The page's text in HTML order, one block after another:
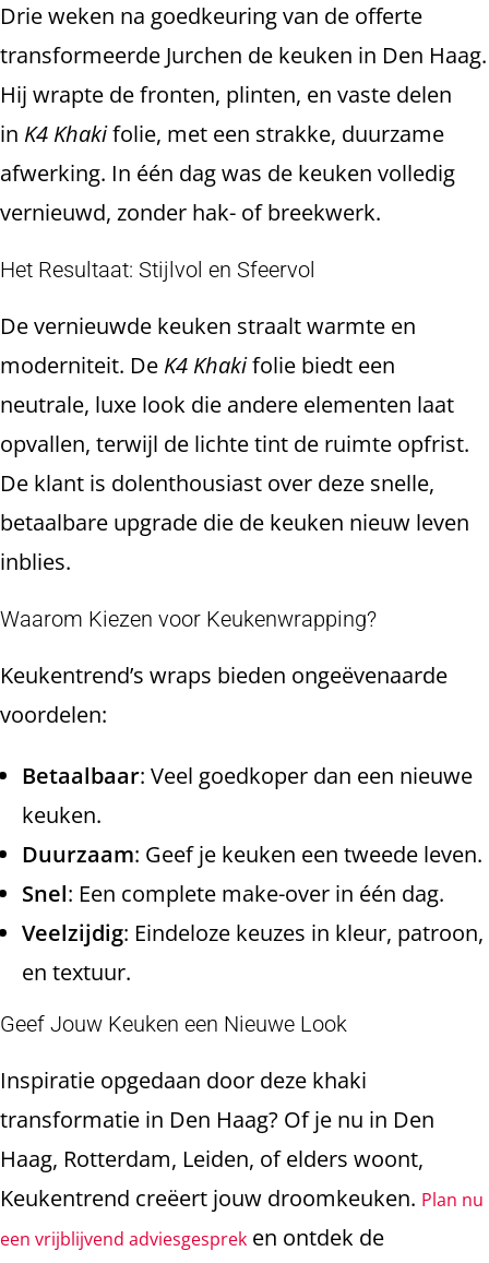
Drie weken na goedkeuring van de offerte
transformeerde Jurchen de keuken in Den Haag.
Hij wrapte de fronten, plinten, en vaste delen
in K4 Khakifolie, met een strakke, duurzame
afwerking. In één dag was de keuken volledig
vernieuwd, zonder hak- of breekwerk.
Het Resultaat: Stijlvol en Sfeervol
De vernieuwde keuken straalt warmte en
moderniteit. De K4 Khakifolie biedt een
neutrale, luxe look die andere elementen laat
opvallen, terwijl de lichte tint de ruimte opfrist.
De klant is dolenthousiast over deze snelle,
betaalbare upgrade die de keuken nieuw leven
inblies.
Waarom Kiezen voor Keukenwrapping?
Keukentrend’s wraps bieden ongeëvenaarde
voordelen:
Betaalbaar: Veel goedkoper dan een nieuwe
keuken.
Duurzaam: Geef je keuken een tweede leven.
Snel: Een complete make-over in één dag.
Veelzijdig: Eindeloze keuzes in kleur, patroon,
en textuur.
Geef Jouw Keuken een Nieuwe Look
Inspiratie opgedaan door deze khaki
transformatie in Den Haag? Of je nu in Den
Haag, Rotterdam, Leiden, of elders woont,
Keukentrend creëert jouw droomkeuken. Plan nu
een vrijblijvend adviesgesprek en ontdek de